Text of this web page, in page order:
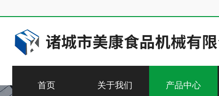
首页 关于我们 产品中心